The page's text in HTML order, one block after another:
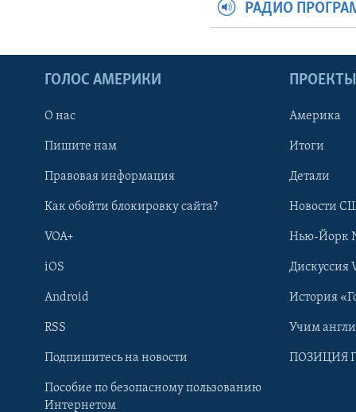
Learning English
РАДИО
ГОЛОС АМЕРИКИ
О нас
Пишите нам
Правовая информация
Как обойти блокировку сайта?
VOA+
iOS
Android
RSS
Подпишитесь на новости
Пособие по безопасному пользованию
Интернетом
ПРОЕКТЫ
Америка
Итоги
Детали
Новости
Нью-Йорк
Дискуссия
История
Учим
ПОЗИЦИЯ